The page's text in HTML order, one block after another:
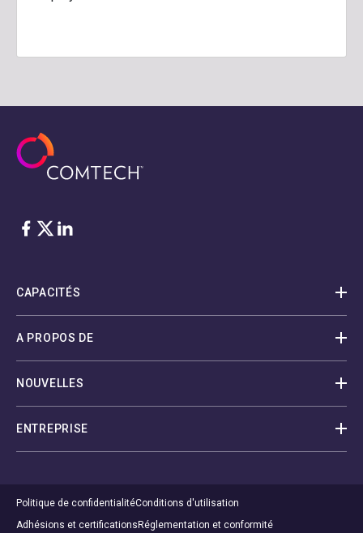
Facebook
Twitter
LinkedIn
CAPACITÉS
A PROPOS DE
NOUVELLES
ENTREPRISE
Politique de confidentialitéConditions d'utilisation
Adhésions et certificationsRéglementation et conformité